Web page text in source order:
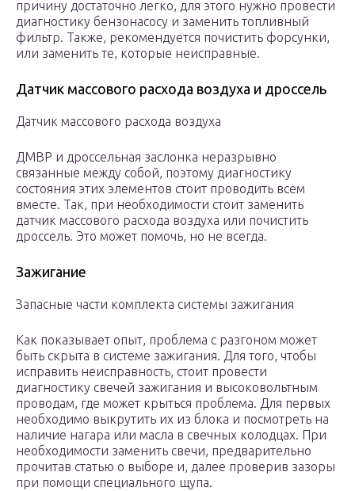
причину достаточно легко, для этого нужно провести
диагностику бензонасосу и заменить топливный
фильтр. Также, рекомендуется почистить форсунки,
или заменить те, которые неисправные.
Датчик массового расхода воздуха и дроссель
Датчик массового расхода воздуха
ДМВР и дроссельная заслонка неразрывно
связанные между собой, поэтому диагностику
состояния этих элементов стоит проводить всем
вместе. Так, при необходимости стоит заменить
датчик массового расхода воздуха или почистить
дроссель. Это может помочь, но не всегда.
Зажигание
Запасные части комплекта системы зажигания
Как показывает опыт, проблема с разгоном может
быть скрыта в системе зажигания. Для того, чтобы
исправить неисправность, стоит провести
диагностику свечей зажигания и высоковольтным
проводам, где может крыться проблема. Для первых
необходимо выкрутить их из блока и посмотреть на
наличие нагара или масла в свечных колодцах. При
необходимости заменить свечи, предварительно
прочитав статью о выборе и, далее проверив зазоры
при помощи специального щупа.